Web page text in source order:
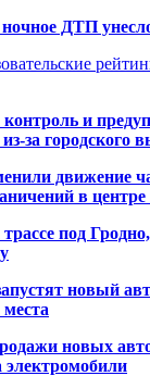
ночное ДТП
и
за городского
движение
в центре
под
новый
новых
электромобили